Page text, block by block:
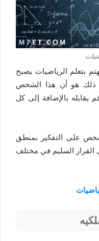
بتعلم الرياضيات يصبح
ذلك هو أن هذا الشخص
بالإضافة إلى كل
على التفكير بمنطق
القرار السليم في مختلف